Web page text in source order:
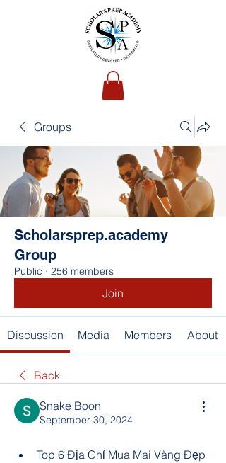
Groups
Scholarsprep.academy
Group
Public · 256 members
Join
Discussion Media Members About
Back
Snake Boon
September 30, 2024
Top 6 Địa Chỉ Mua Mai Vàng Đẹp